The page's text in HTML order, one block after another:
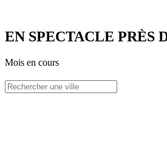
EN SPECTACLE PRÈS
Mois en cours